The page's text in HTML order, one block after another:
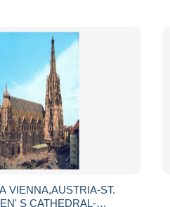
S CATHEDRAL-